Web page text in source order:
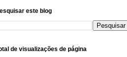
este blog
de visualizações de página